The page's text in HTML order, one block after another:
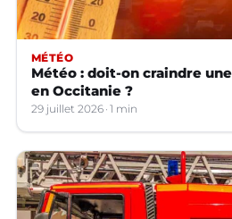
MÉTÉO
Météo : doit-on craindre
en Occitanie ?
29 juillet 2026 1 min